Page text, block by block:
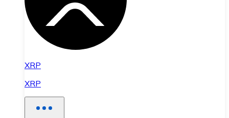
XRP
XRP